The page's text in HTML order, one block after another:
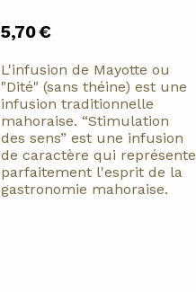
5,70€
L'infusion de Mayotte ou
"Dité" (sans théine) est une
infusion traditionnelle
mahoraise. “Stimulation
des sens” est une infusion
de caractère qui représente
parfaitement l'esprit de la
gastronomie mahoraise.